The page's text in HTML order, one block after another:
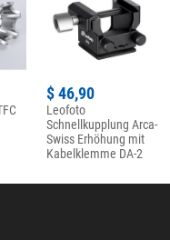
$ 46,90
Leofoto
Schnellkupplung Arca-
Swiss Erhöhung mit
Kabelklemme DA-2